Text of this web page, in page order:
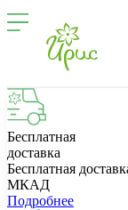
Бесплатная
доставка
Бесплатная
МКАД
Подробнее